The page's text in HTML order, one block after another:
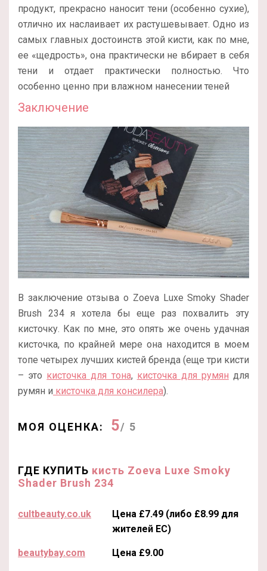
продукт, прекрасно наносит тени (особенно сухие),
отлично их наслаивает их растушевывает. Одно из
самых главных достоинств этой кисти, как по мне,
ее «щедрость», она практически не вбирает в себя
тени и отдает практически полностью. Что
особенно ценно при влажном нанесении теней
Заключение
В заключение отзыва о Zoeva Luxe Smoky Shader
Brush 234 я хотела бы еще раз похвалить эту
кисточку. Как по мне, это опять же очень удачная
кисточка, по крайней мере она находится в моем
топе четырех лучших кистей бренда (еще три кисти
– это кисточка для тона, кисточка для румян для
румян и кисточка для консилера).
МОЯ ОЦЕНКА: 5/ 5
ГДЕ КУПИТЬ кисть Zoeva Luxe Smoky
Shader Brush 234
cultbeauty.co.uk
Цена £7.49 (либо £8.99 для
жителей ЕС)
beautybay.com Цена £9.00